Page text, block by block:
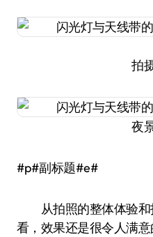
拍
夜
#p#副标题#e#
从拍照的整体体验和
看，效果还是很令人满